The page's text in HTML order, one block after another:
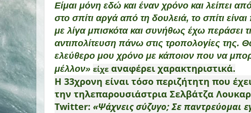
Είμαι μόνη εδώ και έναν χρόνο και λείπει
στο σπίτι αργά από τη δουλειά, το σπίτι
με λίγα μπισκότα και συνήθως έχω περάσει
αντιπολίτευση πάνω στις τροπολογίες της.
ελεύθερο μου χρόνο με κάποιον που να
μέλλον» είχε αναφέρει χαρακτηριστικά.
Η 33χρονη είναι τόσο περιζήτητη που
την τηλεπαρουσιάστρια Σελβάτζα
Twitter: «Ψάχνεις σύζυγο; Σε παντρεύομαι